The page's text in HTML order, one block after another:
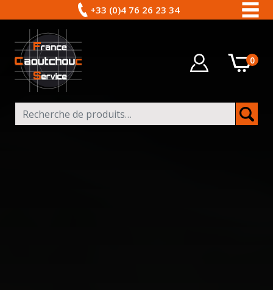
+33 (0)4 76 26 23 34
0
Recherche pour :